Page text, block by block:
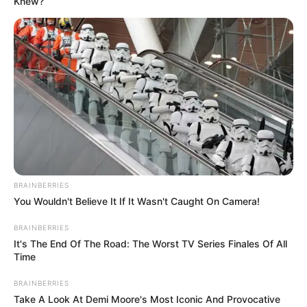
3. Depois de esperar o tempo de secagem da
primeira camada de tinta, aplique a segunda
camada e deixe secar novamente. Nesse etapa, é
bem provável que o frasco já esteja
completamente coberto de tinta.
BRAINBERRIES
You Wouldn't Believe It If It Wasn't Caught On Camera!
BRAINBERRIES
It's The End Of The Road: The Worst TV Series Finales Of All
Time
BRAINBERRIES
Take A Look At Demi Moore's Most Iconic And Provocative